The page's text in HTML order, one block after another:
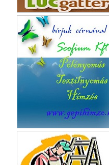
Dr Sziklafy Csaba Urológus
Bardusch Kft.